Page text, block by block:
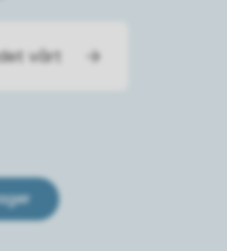
vårt